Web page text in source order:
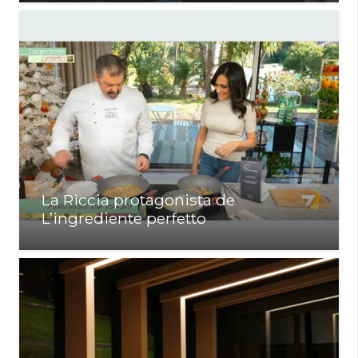
La Riccia protagonista de
L’ingrediente perfetto